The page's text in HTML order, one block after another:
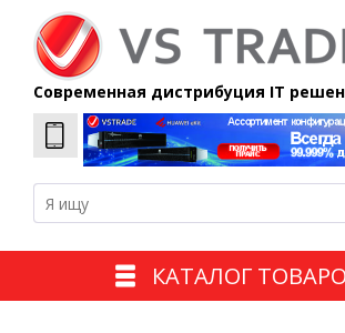
Современная дистрибуция IT
КАТАЛОГ